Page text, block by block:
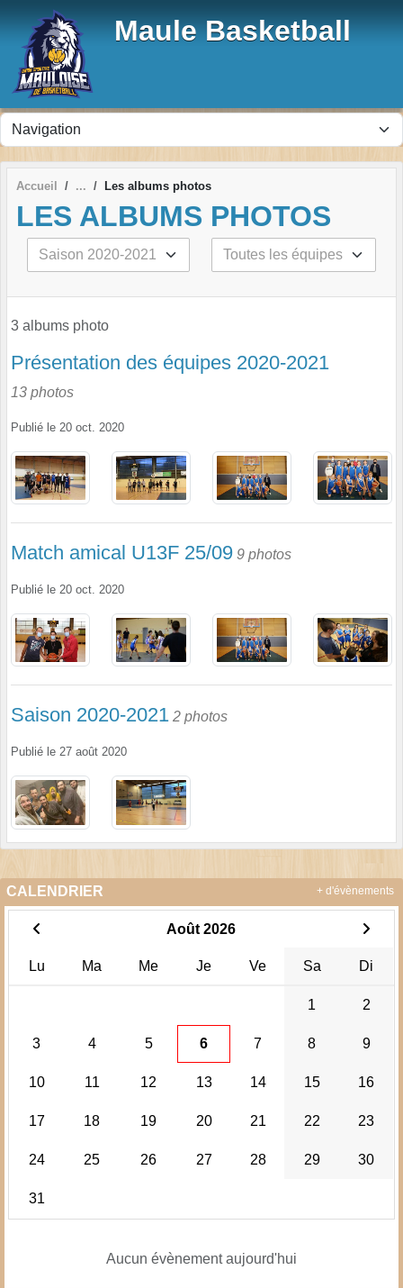
Maule Basketball
Accueil Les albums photos
LES ALBUMS PHOTOS
3 albums photo
Présentation des équipes 2020-2021
13 photos
Publié le 20 oct. 2020
Match amical U13F 25/09 9 photos
Publié le 20 oct. 2020
Saison 2020-2021 2 photos
Publié le 27 août 2020
CALENDRIER
Août 2026
Lu Ma Me Je Ve Sa Di
1 2
3 4 5 6 7 8 9
10 11 12 13 14 15 16
17 18 19 20 21 22 23
24 25 26 27 28 29 30
31
Aucun évènement aujourd'hui
+ d'évènements
Panneau de gestion des cookies